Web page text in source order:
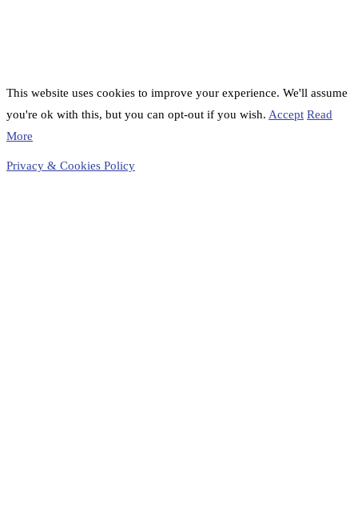
This website uses cookies to improve your experience. We'll assume
you're ok with this, but you can opt-out if you wish. Accept Read
More
Privacy & Cookies Policy